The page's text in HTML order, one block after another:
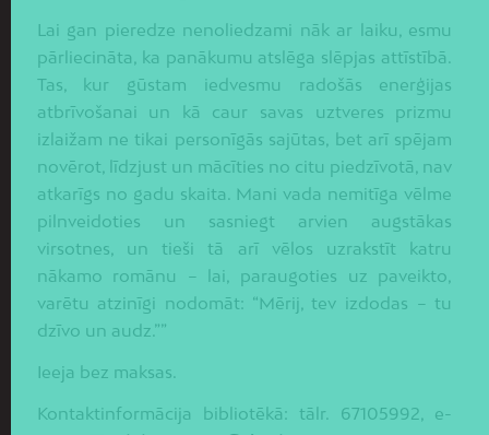
Lai gan pieredze nenoliedzami nāk ar laiku, esmu
pārliecināta, ka panākumu atslēga slēpjas attīstībā.
Tas, kur gūstam iedvesmu radošās enerģijas
atbrīvošanai un kā caur savas uztveres prizmu
izlaižam ne tikai personīgās sajūtas, bet arī spējam
novērot, līdzjust un mācīties no citu piedzīvotā, nav
atkarīgs no gadu skaita. Mani vada nemitīga vēlme
pilnveidoties un sasniegt arvien augstākas
virsotnes, un tieši tā arī vēlos uzrakstīt katru
nākamo romānu – lai, paraugoties uz paveikto,
varētu atzinīgi nodomāt: “Mērij, tev izdodas – tu
dzīvo un audz.””
Ieeja bez maksas.
Kontaktinformācija bibliotēkā: tālr. 67105992, e-